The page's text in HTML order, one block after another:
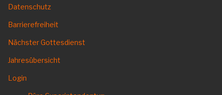
Datenschutz
Barrierefreiheit
Nächster Gottesdienst
Jahresübersicht
Login